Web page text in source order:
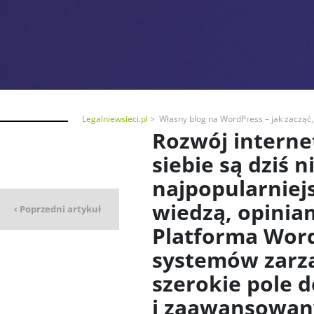
Legalniewsieci.pl Własny blog na WordPress – jak
Rozwój
siebie są dziś
wiedzą,
Platforma
systemów
szerokie pole
i
‹ Poprzedni artykuł
pomocą GDATA